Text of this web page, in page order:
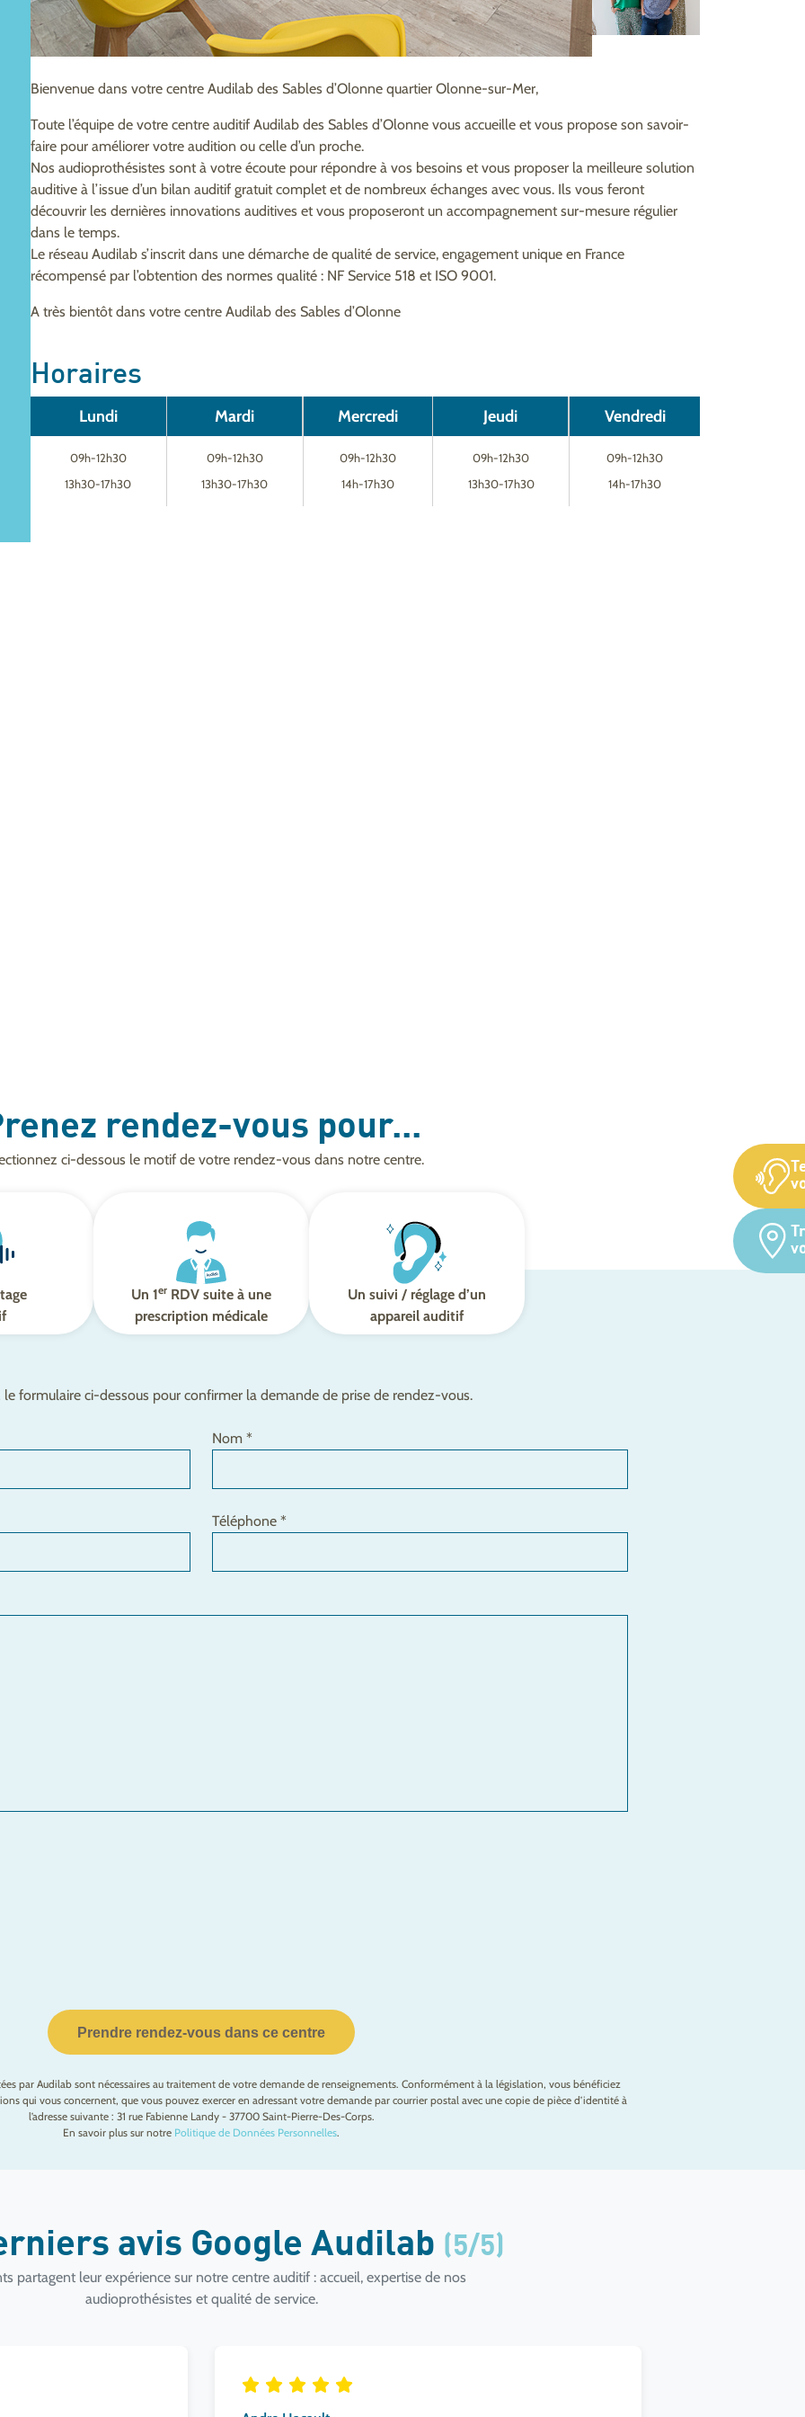
Bienvenue dans votre centre Audilab des Sables d’Olonne quartier Olonne-sur-Mer,
Toute l’équipe de votre centre auditif Audilab des Sables d’Olonne vous accueille et vous propose son savoir-
faire pour améliorer votre audition ou celle d’un proche.
Nos audioprothésistes sont à votre écoute pour répondre à vos besoins et vous proposer la meilleure solution
auditive à l’issue d’un bilan auditif gratuit complet et de nombreux échanges avec vous. Ils vous feront
découvrir les dernières innovations auditives et vous proposeront un accompagnement sur-mesure régulier
dans le temps.
Le réseau Audilab s’inscrit dans une démarche de qualité de service, engagement unique en France
récompensé par l’obtention des normes qualité : NF Service 518 et ISO 9001.
A très bientôt dans votre centre Audilab des Sables d’Olonne
Horaires
Lundi
09h-12h30
13h30-17h30
Mardi
09h-12h30
13h30-17h30
Mercredi
09h-12h30
14h-17h30
Jeudi
09h-12h30
13h30-17h30
Vendredi
09h-12h30
14h-17h30
rendez-vous pour...
ci-dessous le motif de votre rendez-vous dans notre centre.
Un 1er RDV suite à une
prescription médicale
Un suivi / réglage d’un
appareil auditif
le formulaire ci-dessous pour confirmer la demande de prise de rendez-vous.
Nom *
Téléphone *
Prendre rendez-vous dans ce centre
par Audilab sont nécessaires au traitement de votre demande de renseignements. Conformément à la législation, vous bénéficiez
qui vous concernent, que vous pouvez exercer en adressant votre demande par courrier postal avec une copie de pièce d’identité à
l’adresse suivante : 31 rue Fabienne Landy - 37700 Saint-Pierre-Des-Corps.
En savoir plus sur notre Politique de Données Personnelles.
avis Google Audilab (5/5)
partagent leur expérience sur notre centre auditif : accueil, expertise de nos
audioprothésistes et qualité de service.